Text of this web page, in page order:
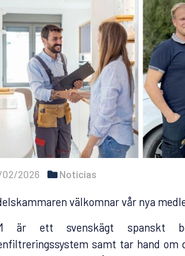
02/2026 Noticias
välkomnar vår nya
är ett svenskägt spanskt
samt tar hand om